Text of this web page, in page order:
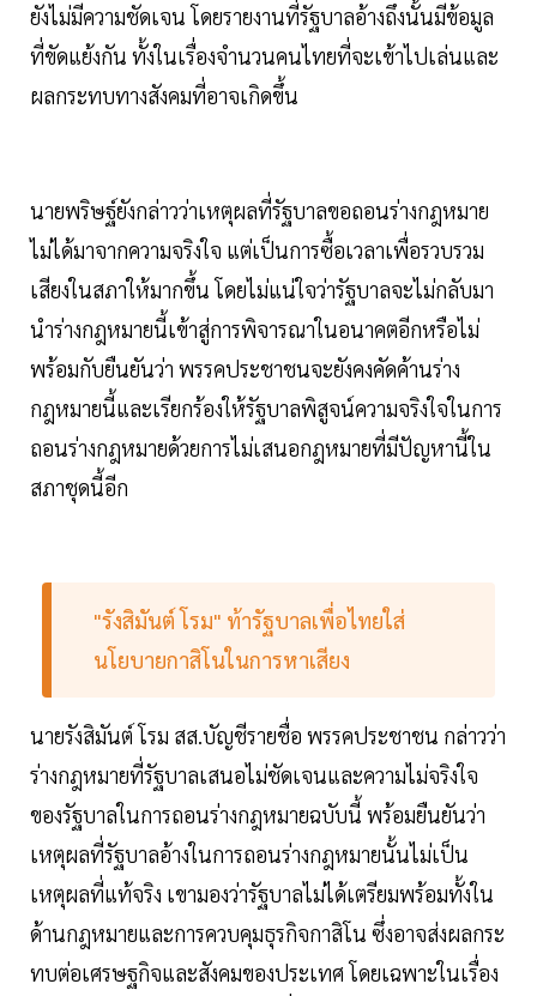
ยังไม่มีความชัดเจน โดยรายงานที่รัฐบาลอ้างถึงนั้นมีข้อมูล
ที่ขัดแย้งกัน ทั้งในเรื่องจำนวนคนไทยที่จะเข้าไปเล่นและ
ผลกระทบทางสังคมที่อาจเกิดขึ้น
นายพริษฐ์ยังกล่าวว่าเหตุผลที่รัฐบาลขอถอนร่างกฎหมาย
ไม่ได้มาจากความจริงใจ แต่เป็นการซื้อเวลาเพื่อรวบรวม
เสียงในสภาให้มากขึ้น โดยไม่แน่ใจว่ารัฐบาลจะไม่กลับมา
นำร่างกฎหมายนี้เข้าสู่การพิจารณาในอนาคตอีกหรือไม่
พร้อมกับยืนยันว่า พรรคประชาชนจะยังคงคัดค้านร่าง
กฎหมายนี้และเรียกร้องให้รัฐบาลพิสูจน์ความจริงใจในการ
ถอนร่างกฎหมายด้วยการไม่เสนอกฎหมายที่มีปัญหานี้ใน
สภาชุดนี้อีก
"รังสิมันต์ โรม" ท้ารัฐบาลเพื่อไทยใส่
นโยบายกาสิโนในการหาเสียง
นายรังสิมันต์ โรม สส.บัญชีรายชื่อ พรรคประชาชน กล่าวว่า
ร่างกฎหมายที่รัฐบาลเสนอไม่ชัดเจนและความไม่จริงใจ
ของรัฐบาลในการถอนร่างกฎหมายฉบับนี้ พร้อมยืนยันว่า
เหตุผลที่รัฐบาลอ้างในการถอนร่างกฎหมายนั้นไม่เป็น
เหตุผลที่แท้จริง เขามองว่ารัฐบาลไม่ได้เตรียมพร้อมทั้งใน
ด้านกฎหมายและการควบคุมธุรกิจกาสิโน ซึ่งอาจส่งผลกระ
ทบต่อเศรษฐกิจและสังคมของประเทศ โดยเฉพาะในเรื่อง